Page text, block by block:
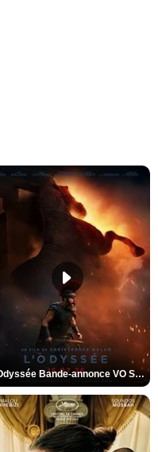
L'Odyssée Bande-annonce VO STFR